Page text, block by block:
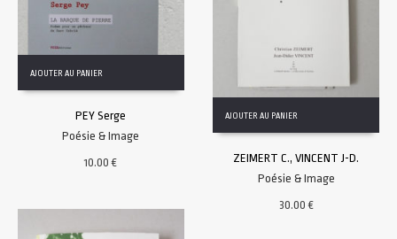
AJOUTER AU PANIER
PEY Serge
Poésie & Image
10.00€
AJOUTER AU PANIER
ZEIMERT C., VINCENT J-D.
Poésie & Image
30.00€